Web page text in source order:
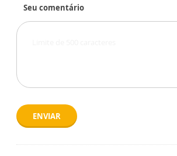
Seu comentário
ENVIAR